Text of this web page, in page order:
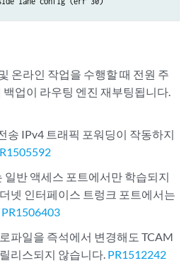
온라인 작업을 수행할 때 전원 주
백업이 라우팅 엔진 재부팅됩니다.
송 IPv4 트래픽 포워딩이 작동하지
일반 액세스 포트에서만 학습되지
넷 인터페이스 트렁크 포트에서는
PR1506403
파일을 즉석에서 변경해도 TCAM
리스되지 않습니다. PR1512242